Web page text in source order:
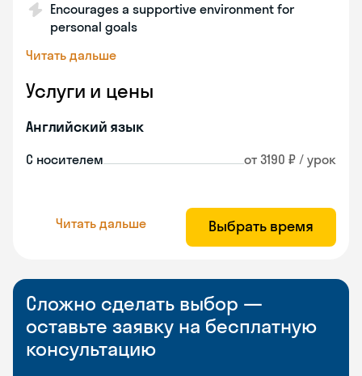
Encourages a supportive environment for
personal goals
Читать дальше
Услуги и цены
Английский язык
С носителем от 3190 ₽ / урок
Читать дальше Выбрать время
Сложно сделать выбор —
оставьте заявку на бесплатную
консультацию